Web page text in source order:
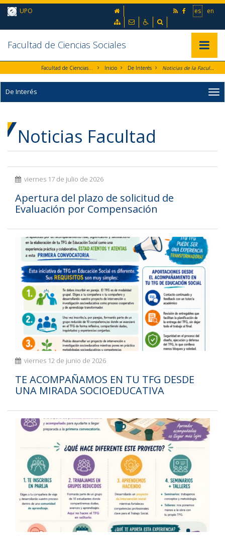
Ir al contenido principal de la página (alt + s)
Ir a la cabecera de la página (alt + c)
Ir al menú principal (alt + u)
es en
UPO
Mapa webContactoAccesibilidad
Facultad de Ciencias Sociales
Facultad de Ciencias Sociales Inicio De Interés Noticias de la Facultad
De Interés
Noticias Facultad
viernes 17 de julio de 2026
Apertura del plazo de solicitud de
Evaluación por Compensación
viernes 12 de junio de 2026
TE ACOMPAÑAMOS EN TU TFG DESDE
UNA MIRADA SOCIOEDUCATIVA